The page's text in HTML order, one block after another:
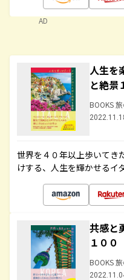
AD
人生を
と絶景
BOOKS
世界を４０年以上歩いてき
けする、人生を輝かせるイ
共感と
１００
BOOKS